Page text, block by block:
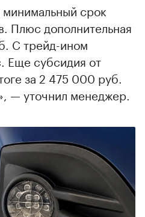
срок
Плюс дополнительная
С трейд-ином
субсидия от
за 2 475 000 руб.
— уточнил менеджер.